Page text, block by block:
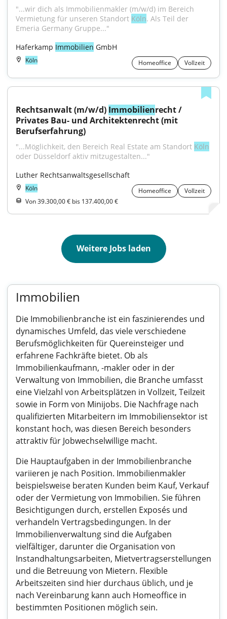
"...wir dich als Immobilienmakler (m/w/d) im Bereich
Vermietung für unseren Standort Köln. Als Teil der
Emeria Germany Gruppe..."
Haferkamp Immobilien GmbH
Köln Homeoffice Vollzeit
Rechtsanwalt (m/w/d) Immobilienrecht /
Privates Bau- und Architektenrecht (mit
Berufserfahrung)
"...Möglichkeit, den Bereich Real Estate am Standort Köln
oder Düsseldorf aktiv mitzugestalten..."
Luther Rechtsanwaltsgesellschaft
Köln Homeoffice
Vollzeit
Von 39.300,00 € bis 137.400,00 €
Weitere Jobs laden
Immobilien
Die Immobilienbranche ist ein faszinierendes und
dynamisches Umfeld, das viele verschiedene
Berufsmöglichkeiten für Quereinsteiger und
erfahrene Fachkräfte bietet. Ob als
Immobilienkaufmann, -makler oder in der
Verwaltung von Immobilien, die Branche umfasst
eine Vielzahl von Arbeitsplätzen in Vollzeit, Teilzeit
sowie in Form von Minijobs. Die Nachfrage nach
qualifizierten Mitarbeitern im Immobiliensektor ist
konstant hoch, was diesen Bereich besonders
attraktiv für Jobwechselwillige macht.
Die Hauptaufgaben in der Immobilienbranche
variieren je nach Position. Immobilienmakler
beispielsweise beraten Kunden beim Kauf, Verkauf
oder der Vermietung von Immobilien. Sie führen
Besichtigungen durch, erstellen Exposés und
verhandeln Vertragsbedingungen. In der
Immobilienverwaltung sind die Aufgaben
vielfältiger, darunter die Organisation von
Instandhaltungsarbeiten, Mietvertragserstellungen
und die Betreuung von Mietern. Flexible
Arbeitszeiten sind hier durchaus üblich, und je
nach Vereinbarung kann auch Homeoffice in
bestimmten Positionen möglich sein.